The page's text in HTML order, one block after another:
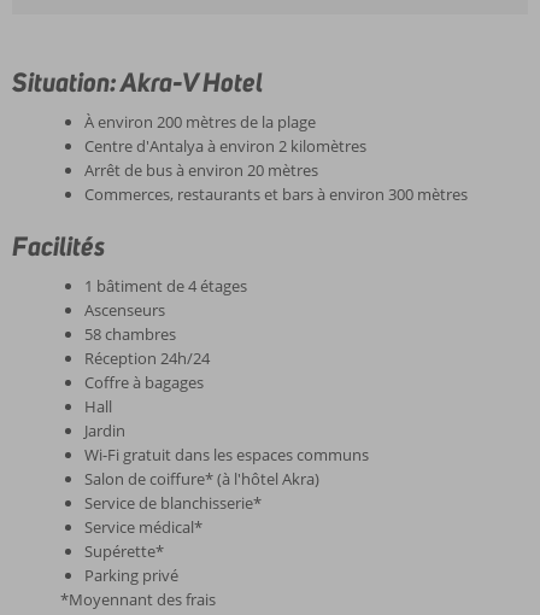
Situation: Akra-V Hotel
À environ 200 mètres de la plage
Centre d'Antalya à environ 2 kilomètres
Arrêt de bus à environ 20 mètres
Commerces, restaurants et bars à environ 300 mètres
Facilités
1 bâtiment de 4 étages
Ascenseurs
58 chambres
Réception 24h/24
Coffre à bagages
Hall
Jardin
Wi-Fi gratuit dans les espaces communs
Salon de coiffure* (à l'hôtel Akra)
Service de blanchisserie*
Service médical*
Supérette*
Parking privé
*Moyennant des frais